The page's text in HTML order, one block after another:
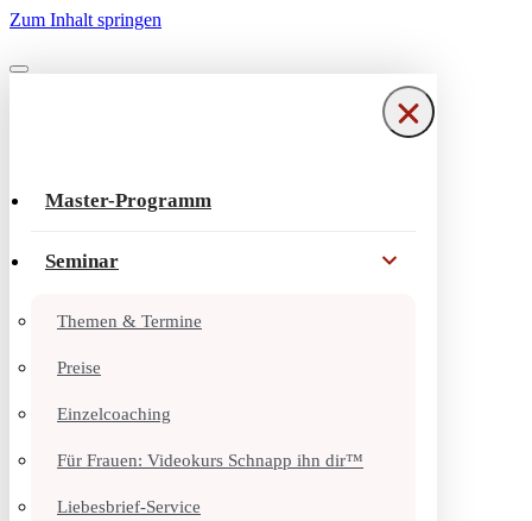
Zum Inhalt springen
Navigationsmenü
Navigationsmenü
Master-Programm
Seminar
Themen & Termine
Preise
Einzelcoaching
Für Frauen: Videokurs Schnapp ihn dir™
Liebesbrief-Service